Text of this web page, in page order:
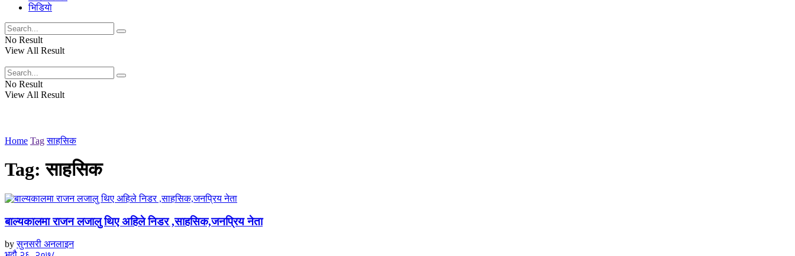
भिडियाे
No Result
View All Result
No Result
View All Result
Home Tag साहसिक
Tag:साहसिक
बाल्यकालमा राजन लजालु थिए अहिले निडर ,साहसिक,जनप्रिय नेता
by सुनसरी अनलाइन